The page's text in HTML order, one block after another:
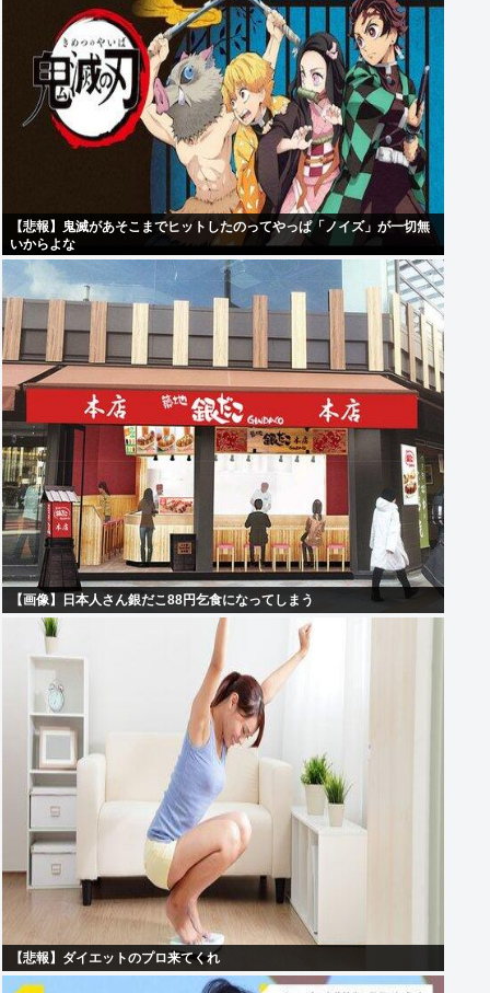
【悲報】鬼滅があそこまでヒットしたのってやっぱ「ノイズ」が一切無
いからよな
【画像】日本人さん銀だこ88円乞食になってしまう
【悲報】ダイエットのプロ来てくれ